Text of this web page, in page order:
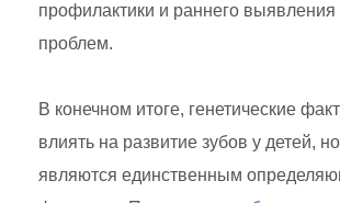
профилактики и раннего
проблем.
В конечном итоге, генетические
влиять на развитие зубов у детей,
являются единственным